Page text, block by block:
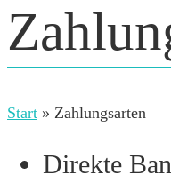
Start » Zahlungsarten
Direkte